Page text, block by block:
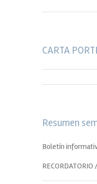
CARTA
Resumen
Boletín